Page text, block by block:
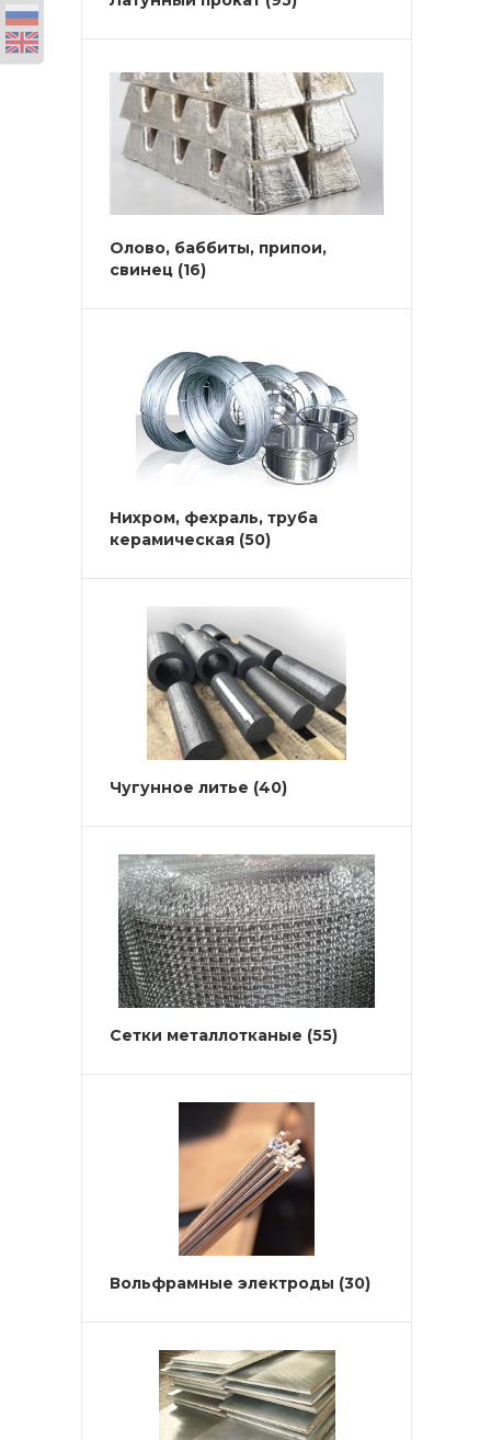
Олово, баббиты, припои,
свинец (16)
Нихром, фехраль, труба
керамическая (50)
Чугунное литье (40)
Сетки металлотканые (55)
Вольфрамные электроды (30)